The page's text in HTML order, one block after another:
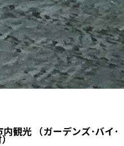
内観光 （ガーデンズ･バイ･